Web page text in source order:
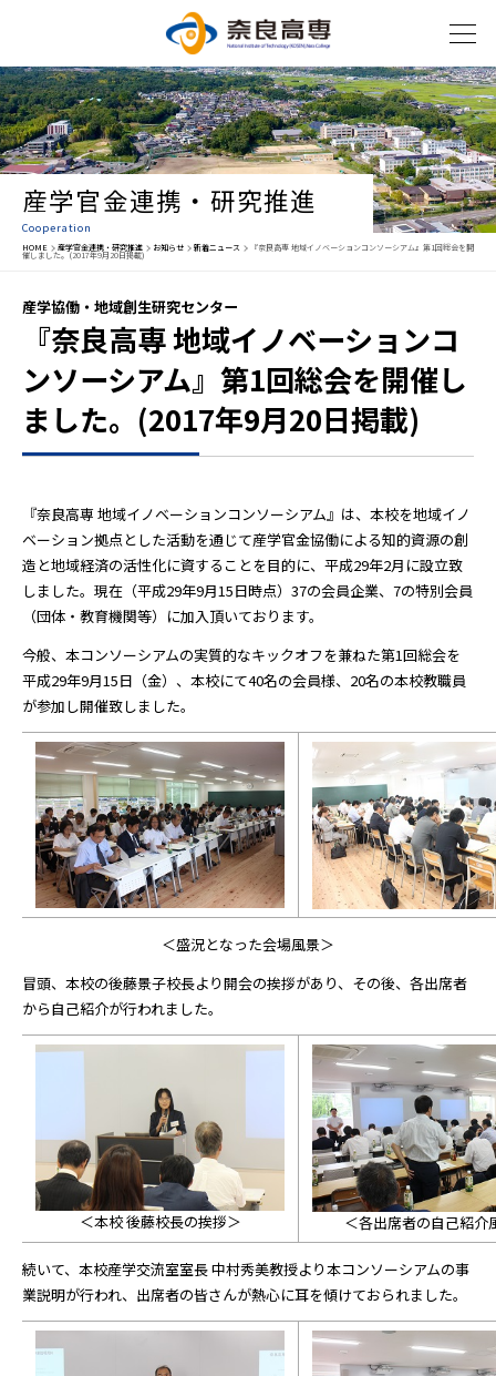
産学官金連携・研究推進
Cooperation
HOME 産学官金連携・研究推進 お知らせ 新着ニュース 『奈良高専 地域イノベーションコンソーシアム』第1回総会を開
催しました。(2017年9月20日掲載)
産学協働・地域創生研究センター
『奈良高専 地域イノベーションコ
ンソーシアム』第1回総会を開催し
ました。(2017年9月20日掲載)
『奈良高専 地域イノベーションコンソーシアム』は、本校を地域イノ
ベーション拠点とした活動を通じて産学官金協働による知的資源の創
造と地域経済の活性化に資することを目的に、平成29年2月に設立致
しました。現在（平成29年9月15日時点）37の会員企業、7の特別会員
（団体・教育機関等）に加入頂いております。
今般、本コンソーシアムの実質的なキックオフを兼ねた第1回総会を
平成29年9月15日（金）、本校にて40名の会員様、20名の本校教職員
が参加し開催致しました。
＜盛況となった会場風景＞
冒頭、本校の後藤景子校長より開会の挨拶があり、その後、各出席者
から自己紹介が行われました。
＜本校 後藤校長の挨拶＞ ＜各出席者の自己紹介
続いて、本校産学交流室室長 中村秀美教授より本コンソーシアムの事
業説明が行われ、出席者の皆さんが熱心に耳を傾けておられました。